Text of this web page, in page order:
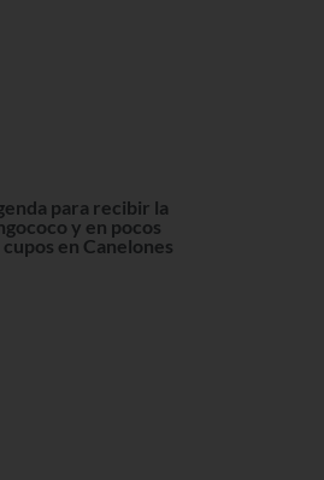
para recibir la
y en pocos
en Canelones